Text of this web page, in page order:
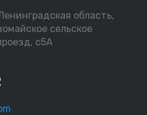
область,
сельское
с5А